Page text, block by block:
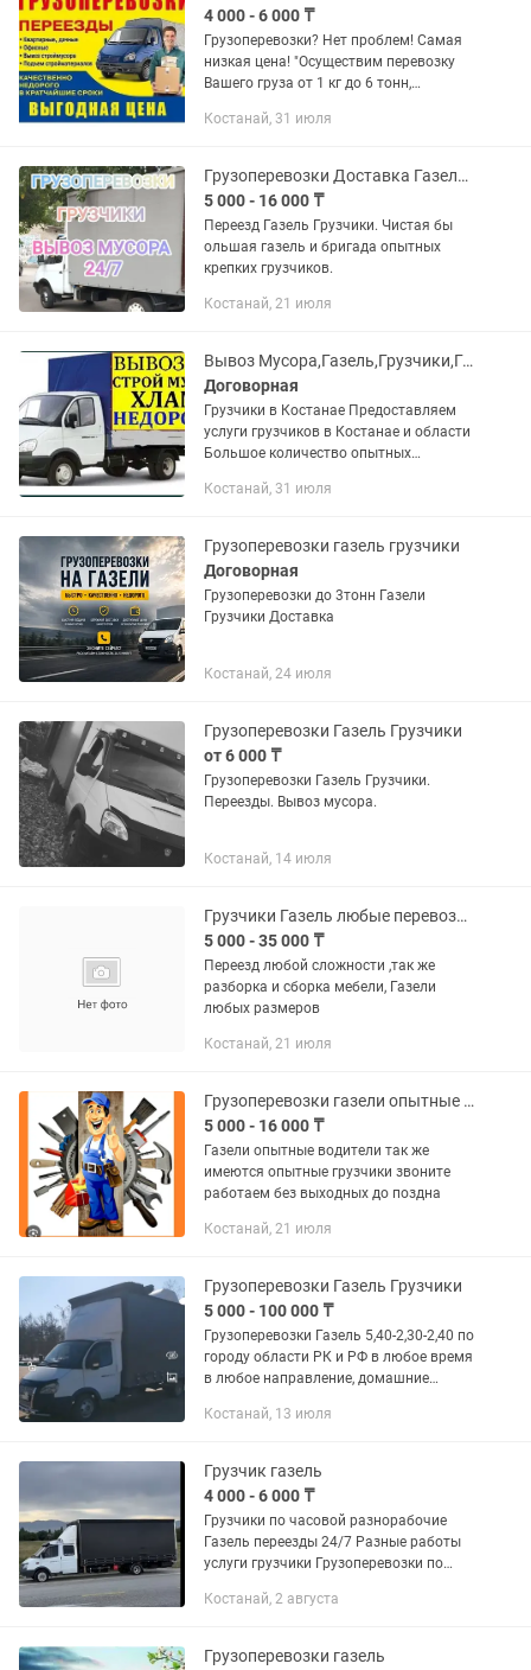
4 000 - 6 000 ₸
Грузоперевозки? Нет проблем! Самая
низкая цена! "Осуществим перевозку
Вашего груза от 1 кг до 6 тонн,
городу и области. Услуги
МИНИМАЛКА 1...
Костанай, 31 июля
Грузоперевозки Доставка Газель Грузчики
5 000 - 16 000 ₸
Переезд Газель Грузчики. Чистая бы
ольшая газель и бригада опытных
крепких грузчиков.
Костанай, 21 июля
Вывоз Мусора,Газель,Грузчики,Грузоперевозки,Переезды,Выгрузка,сбор и разбор
Договорная
Грузчики в Костанае Предоставляем
услуги грузчиков в Костанае и области
Большое количество опытных
Подъем на этажи Форма оплаты
Костанай, 31 июля
Грузоперевозки газель грузчики
Договорная
Грузоперевозки до 3тонн Газели
Грузчики Доставка
Костанай, 24 июля
Грузоперевозки Газель Грузчики
от 6 000 ₸
Грузоперевозки Газель Грузчики.
Переезды. Вывоз мусора.
Костанай, 14 июля
Грузчики Газель любые перевозки
5 000 - 35 000 ₸
Переезд любой сложности ,так же
разборка и сборка мебели, Газели
любых размеров
Костанай, 21 июля
Грузоперевозки газели опытные грузчики
5 000 - 16 000 ₸
Газели опытные водители так же
имеются опытные грузчики звоните
работаем без выходных до поздна
Костанай, 21 июля
Грузоперевозки Газель Грузчики
5 000 - 100 000 ₸
Грузоперевозки Газель 5,40-2,30-2,40 по
городу области РК и РФ в любое время
в любое направление, домашние
мусора,звоните договоримся!
Костанай, 13 июля
Грузчик газель
4 000 - 6 000 ₸
Грузчики по часовой разнорабочие
Газель переезды 24/7 Разные работы
услуги грузчики Грузоперевозки по
Костанай, 2 августа
Грузоперевозки газель